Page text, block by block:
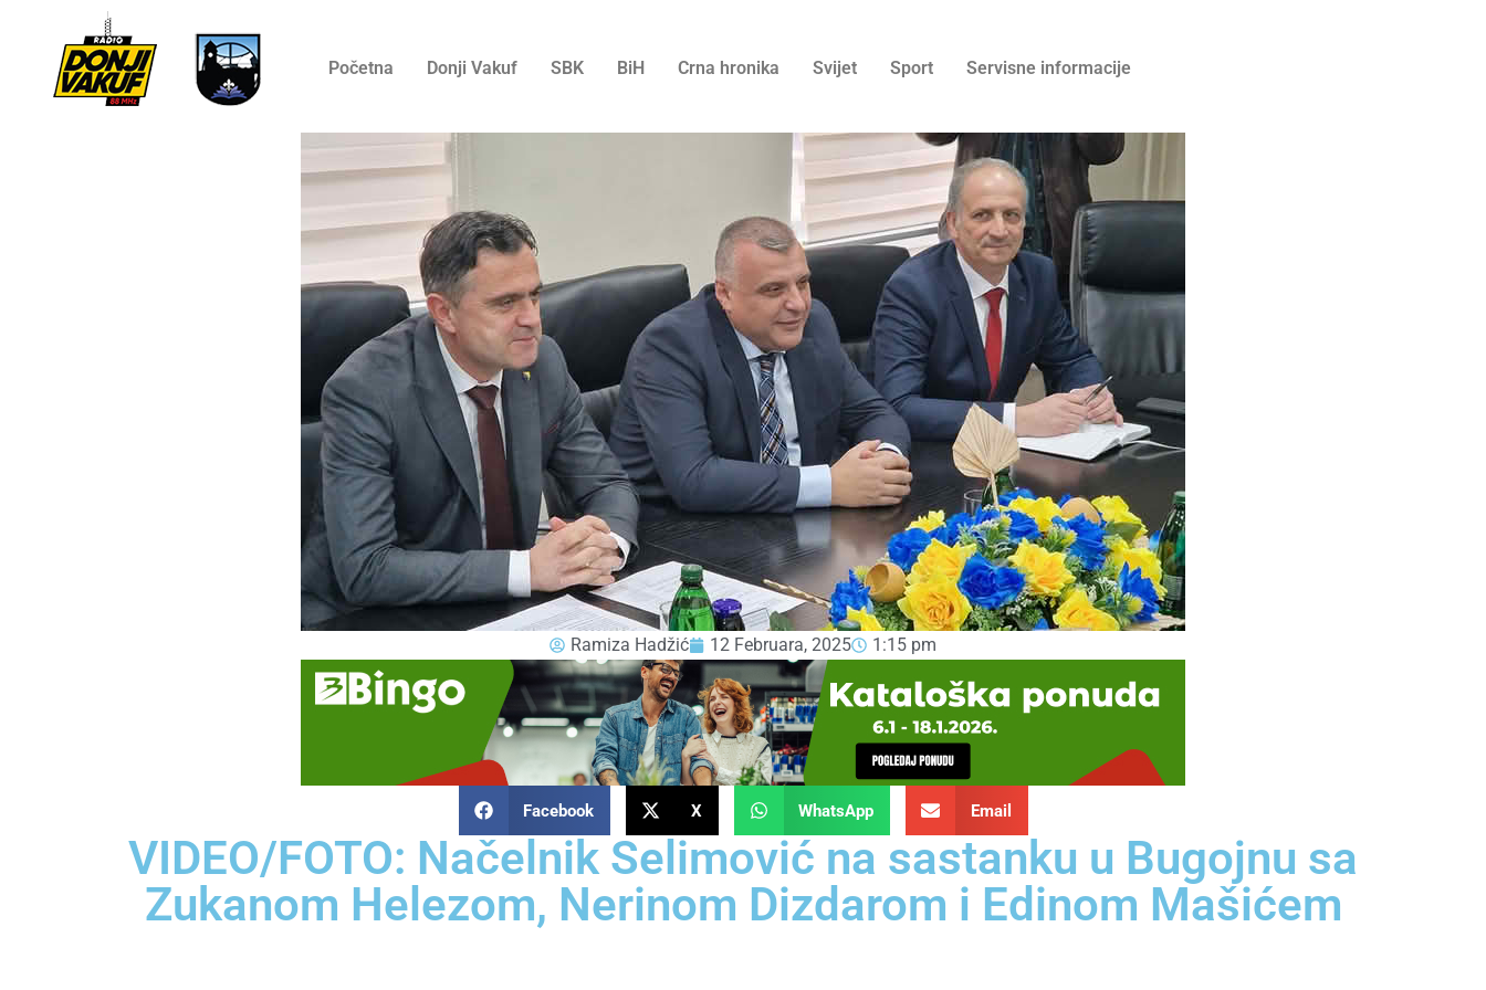
Početna Donji Vakuf SBK BiH Crna hronika Svijet Sport Servisne informacije
Ramiza Hadžić 12 Februara, 2025 1:15 pm
Facebook X WhatsApp Email
VIDEO/FOTO: Načelnik Selimović na sastanku u Bugojnu sa
Zukanom Helezom, Nerinom Dizdarom i Edinom Mašićem